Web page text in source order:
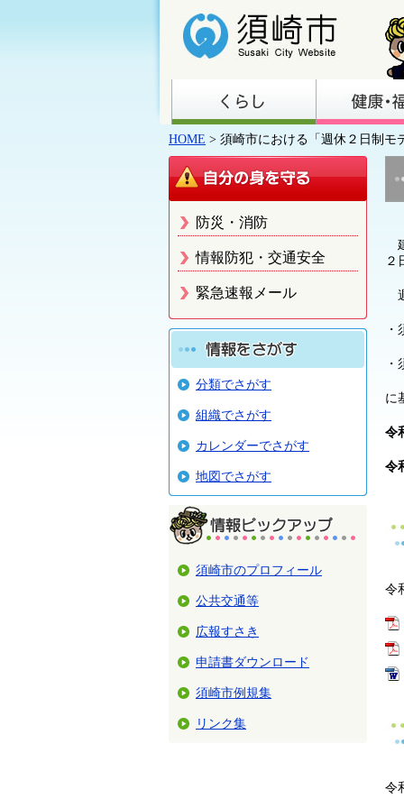
HOME > 須崎市における「週休２日制モ
防災・消防
情報防犯・交通安全
緊急速報メール
分類でさがす
組織でさがす
カレンダーでさがす
地図でさがす
須崎市のプロフィール
公共交通等
広報すさき
申請書ダウンロード
須崎市例規集
リンク集
２
に
令
令
令
令